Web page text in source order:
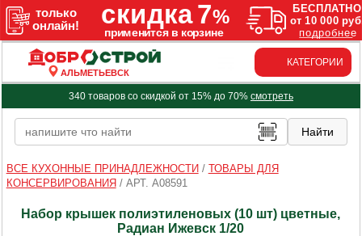
АЛЬМЕТЬЕВСК
КАТЕГОРИИ
340 товаров со скидкой от 15% до 70% смотреть
ВСЕ КУХОННЫЕ ПРИНАДЛЕЖНОСТИ / ТОВАРЫ ДЛЯ
КОНСЕРВИРОВАНИЯ / АРТ. A08591
Набор крышек полиэтиленовых (10 шт) цветные,
Радиан Ижевск 1/20